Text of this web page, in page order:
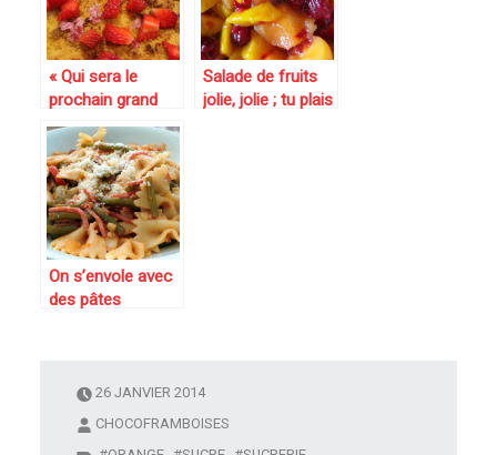
« Qui sera le
prochain grand
patissier » at
home : crumble
pommes-fruits
rouges réalisé par
notre fiston
Salade de fruits
jolie, jolie ; tu plais
On s’envole avec
des pâtes
parmesan26 JANVIER 2014
CHOCOFRAMBOISES